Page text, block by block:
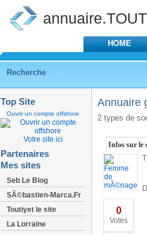
HOME
Recherche
Top Site
Ouvrir un compte offshore
Votre site ici
Partenaires
Mes sites
Seb Le Blog
SÃ©bastien-Marca.Fr
Toutiyet le site
La Lorraine
Annuaire
2 types de
Infos sur le
0
Votes